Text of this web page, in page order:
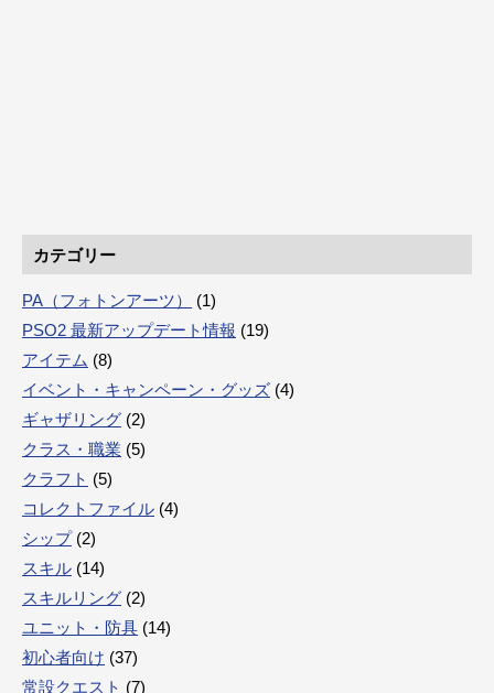
カテゴリー
PA（フォトンアーツ）
(1)
PSO2 最新アップデート情報 (19)
アイテム (8)
イベント・キャンペーン・グッズ (4)
ギャザリング (2)
クラス・職業 (5)
クラフト (5)
コレクトファイル (4)
シップ(2)
スキル (14)
スキルリング (2)
ユニット・防具 (14)
初心者向け (37)
常設クエスト (7)